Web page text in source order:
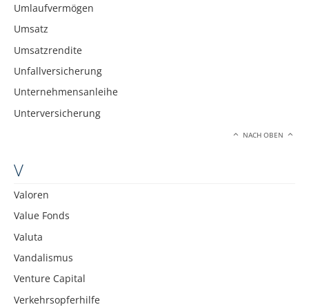
Umlaufvermögen
Umsatz
Umsatzrendite
Unfallversicherung
Unternehmensanleihe
Unterversicherung
NACH OBEN
V
Valoren
Value Fonds
Valuta
Vandalismus
Venture Capital
Verkehrsopferhilfe